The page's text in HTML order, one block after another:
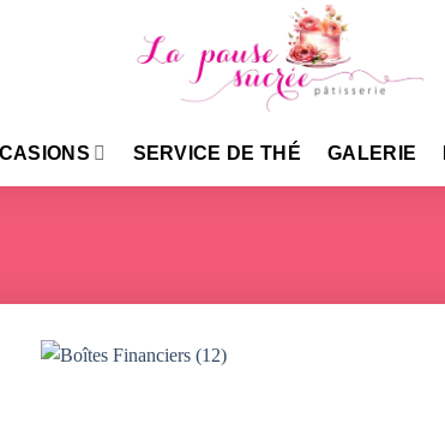
SERVICE DE THÉ GALERIE